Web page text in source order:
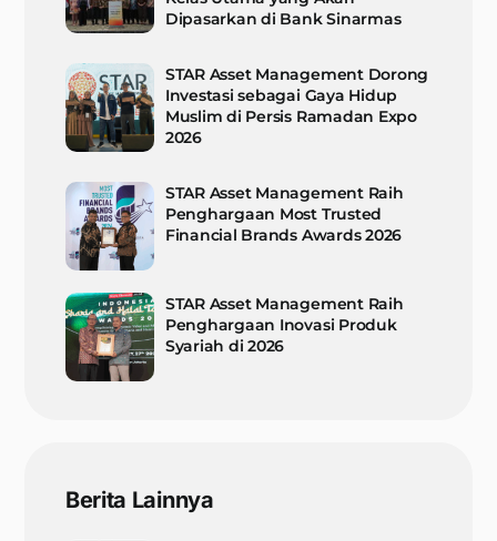
Dipasarkan di Bank Sinarmas
STAR Asset Management Dorong
Investasi sebagai Gaya Hidup
Muslim di Persis Ramadan Expo
2026
STAR Asset Management Raih
Penghargaan Most Trusted
Financial Brands Awards 2026
STAR Asset Management Raih
Penghargaan Inovasi Produk
Syariah di 2026
Berita Lainnya